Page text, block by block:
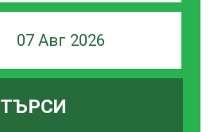
07 Авг 2026
ТЪРСИ